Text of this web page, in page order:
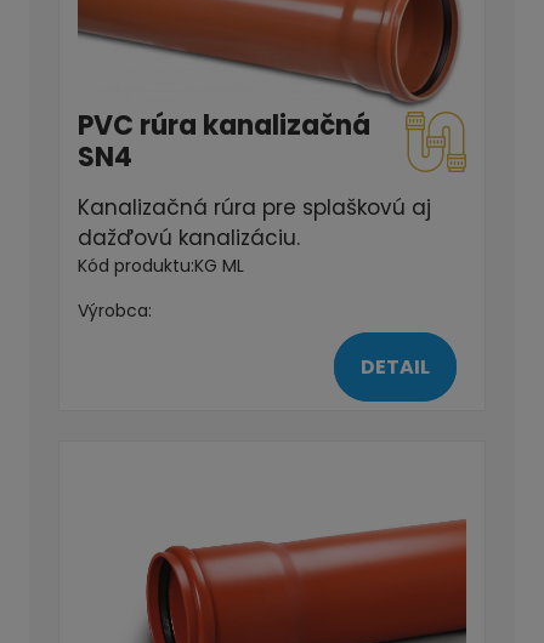
PVC rúra kanalizačná
SN4
Kanalizačná rúra pre splaškovú aj
dažďovú kanalizáciu.
Kód produktu:KG ML
Výrobca:
DETAIL